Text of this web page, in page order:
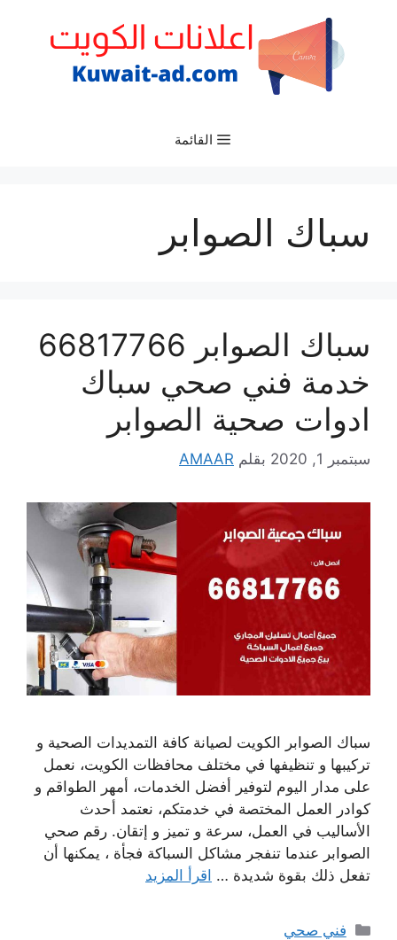
القائمة
سباك الصوابر
سباك الصوابر 66817766
خدمة فني صحي سباك
ادوات صحية الصوابر
سبتمبر 1, 2020 بقلم AMAAR
سباك الصوابر الكويت لصيانة كافة التمديدات الصحية و
تركيبها و تنظيفها في مختلف محافظات الكويت، نعمل
على مدار اليوم لتوفير أفضل الخدمات، أمهر الطواقم و
كوادر العمل المختصة في خدمتكم، نعتمد أحدث
الأساليب في العمل، سرعة و تميز و إتقان. رقم صحي
الصوابر عندما تنفجر مشاكل السباكة فجأة ، يمكنها أن
تفعل ذلك بقوة شديدة … اقرأ المزيد
التصنيفات
فني صحي